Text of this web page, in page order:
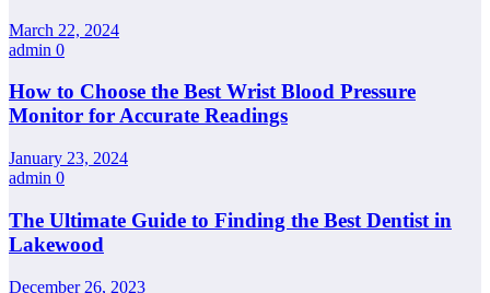
March 22, 2024
admin 0
How to Choose the Best Wrist Blood Pressure
Monitor for Accurate Readings
January 23, 2024
admin 0
The Ultimate Guide to Finding the Best Dentist in
Lakewood
December 26, 2023